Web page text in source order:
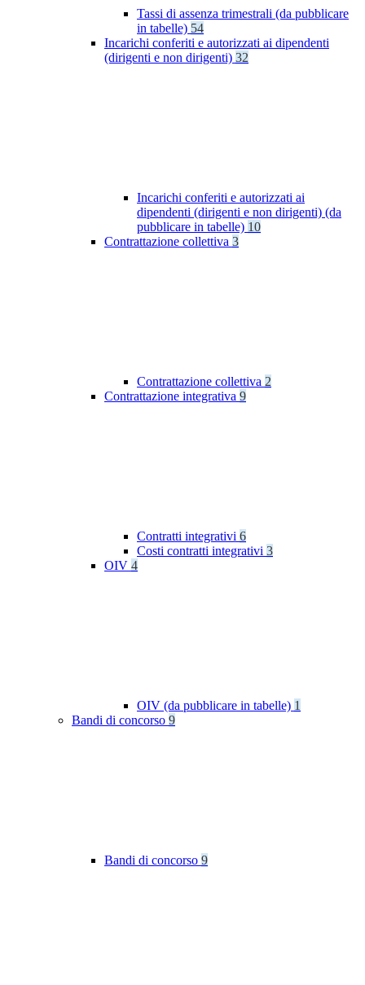
Tassi di assenza trimestrali (da pubblicare
in tabelle) 54
Incarichi conferiti e autorizzati ai dipendenti
(dirigenti e non dirigenti) 32
Incarichi conferiti e autorizzati ai
dipendenti (dirigenti e non dirigenti) (da
pubblicare in tabelle) 10
Contrattazione collettiva 3
Contrattazione collettiva 2
Contrattazione integrativa 9
Contratti integrativi 6
Costi contratti integrativi 3
OIV 4
OIV (da pubblicare in tabelle) 1
Bandi di concorso 9
Bandi di concorso 9